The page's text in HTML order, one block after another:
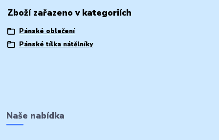
Zboží zařazeno v kategoriích
Pánské oblečení
Pánské tílka nátělníky
Naše nabídka